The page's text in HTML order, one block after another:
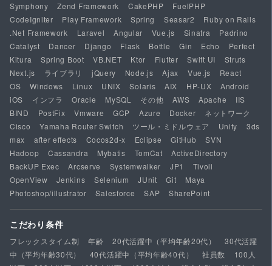
Symphony
Zend Framework CakePHP
FuelPHP
CodeIgniter
Play Framework Spring Seasar2
Ruby on Rails
.Net Framework
Laravel Angular Vue.js Sinatra
Padrino
Catalyst
Dancer Django Flask Bottle Gin Echo
Perfect
Kitura
Spring Boot VB.NET Ktor Flutter Swift UI
Struts
Next.js
ライブラリ jQuery Node.js Ajax Vue.js
React
OS
Windows Linux UNIX Solaris AIX HP-UX
Android
iOS
インフラ Oracle MySQL その他 AWS Apache
IIS
BIND
PostFix Vmware GCP Azure Docker
ネットワーク
Cisco
Yamaha Router Switch ツール・ミドルウェア Unity
3ds
max
after effects Cocos2d-x Eclipse GitHub
SVN
Hadoop
Cassandra Mybatis TomCat
ActiveDirectory
BackUP Exec
Arcserve Systemwalker JP1
Tivoli
OpenView
Jenkins Selenium JUnit Git
Maya
Photoshop/illustrator
Salesforce SAP SharePoint
こだわり条件
フレックスタイム制 年齢 20代活躍中（平均年齢20代）
30代活躍
中（平均年齢30代）
40代活躍中（平均年齢40代） 社員数
100人